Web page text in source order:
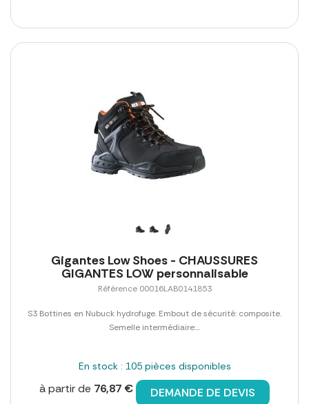
Gigantes Low Shoes - CHAUSSURES
GIGANTES LOW personnalisable
Référence 00016LAB0141853
S3 Bottines en Nubuck hydrofuge. Embout de sécurité: composite.
Semelle intermédiaire:...
En stock : 105 pièces disponibles
à partir de 76,87 € DEMANDE DE DEVIS